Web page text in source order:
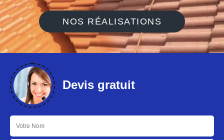
NOS RÉALISATIONS
Devis gratuit